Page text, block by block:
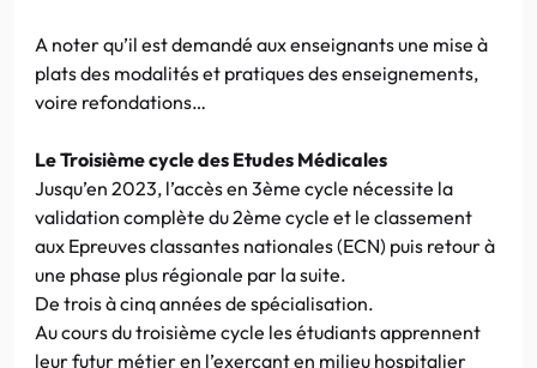
A noter qu’il est demandé aux enseignants une mise à
plats des modalités et pratiques des enseignements,
voire refondations…
Le Troisième cycle des Etudes Médicales
Jusqu’en 2023, l’accès en 3ème cycle nécessite la
validation complète du 2ème cycle et le classement
aux Epreuves classantes nationales (ECN) puis retour à
une phase plus régionale par la suite.
De trois à cinq années de spécialisation.
Au cours du troisième cycle les étudiants apprennent
leur futur métier en l’exerçant en milieu hospitalier